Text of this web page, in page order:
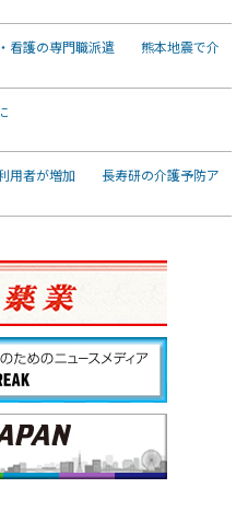
看護の専門職派遣 熊本地震で介
用者が増加 長寿研の介護予防ア